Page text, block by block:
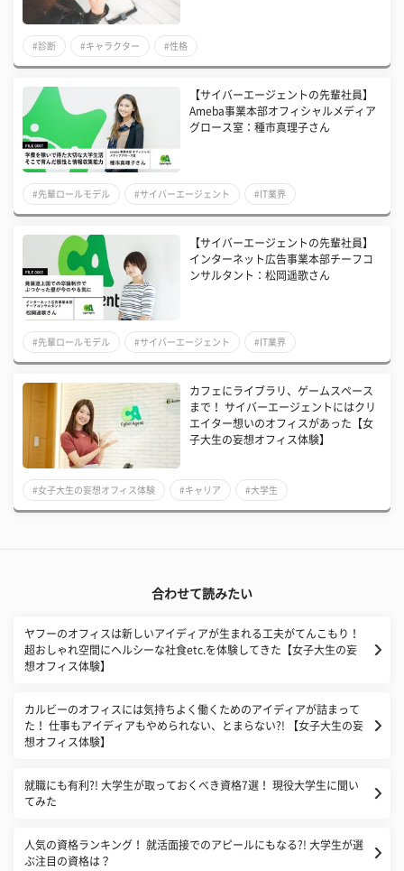
#診断 #キャラクター #性格
【サイバーエージェントの先輩社員】
Ameba事業本部オフィシャルメディア
グロース室：種市真理子さん
#先輩ロールモデル #サイバーエージェント #IT業界
【サイバーエージェントの先輩社員】
インターネット広告事業本部チーフコ
ンサルタント：松岡遥歌さん
#先輩ロールモデル #サイバーエージェント #IT業界
カフェにライブラリ、ゲームスペース
まで！ サイバーエージェントにはクリ
エイター想いのオフィスがあった【女
子大生の妄想オフィス体験】
#女子大生の妄想オフィス体験 #キャリア #大学生
合わせて読みたい
ヤフーのオフィスは新しいアイディアが生まれる工夫がてんこもり！
超おしゃれ空間にヘルシーな社食etc.を体験してきた【女子大生の妄
想オフィス体験】
カルビーのオフィスには気持ちよく働くためのアイディアが詰まって
た！ 仕事もアイディアもやめられない、とまらない?! 【女子大生の妄
想オフィス体験】
就職にも有利?! 大学生が取っておくべき資格7選！ 現役大学生に聞い
てみた
人気の資格ランキング！ 就活面接でのアピールにもなる?! 大学生が選
ぶ注目の資格は？